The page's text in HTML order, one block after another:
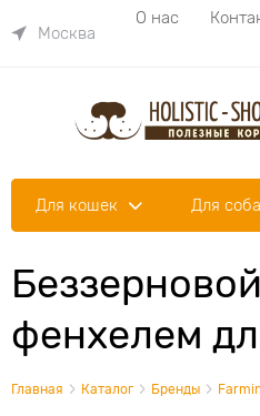
Москва
О нас
Для кошек Для
фенхелем
Главная Каталог Бренды